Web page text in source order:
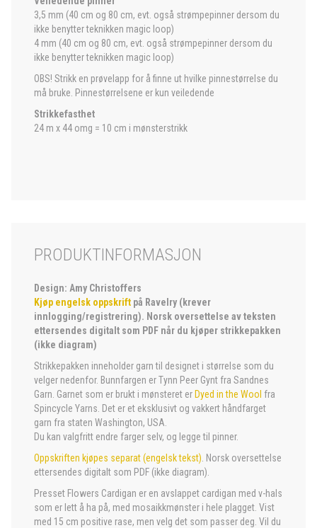
3,5 mm (40 cm og 80 cm, evt. også strømpepinner dersom du
ikke benytter teknikken magic loop)
4 mm (40 cm og 80 cm, evt. også strømpepinner dersom du
ikke benytter teknikken magic loop)
OBS! Strikk en prøvelapp for å finne ut hvilke pinnestørrelse du
må bruke. Pinnestørrelsene er kun veiledende
Strikkefasthet
24 m x 44 omg = 10 cm i mønsterstrikk
PRODUKTINFORMASJON
Design: Amy Christoffers
Kjøp engelsk oppskrift på Ravelry (krever
innlogging/registrering). Norsk oversettelse av teksten
ettersendes digitalt som PDF når du kjøper strikkepakken
(ikke diagram)
Strikkepakken inneholder garn til designet i størrelse som du
velger nedenfor. Bunnfargen er Tynn Peer Gynt fra Sandnes
Garn. Garnet som er brukt i mønsteret er Dyed in the Wool fra
Spincycle Yarns. Det er et eksklusivt og vakkert håndfarget
garn fra staten Washington, USA.
Du kan valgfritt endre farger selv, og legge til pinner.
Oppskriften kjøpes separat (engelsk tekst) . Norsk oversettelse
ettersendes digitalt som PDF (ikke diagram).
Presset Flowers Cardigan er en avslappet cardigan med v-hals
som er lett å ha på, med mosaikkmønster i hele plagget. Vist
med 15 cm positive rase, men velg det som passer deg. Vil du